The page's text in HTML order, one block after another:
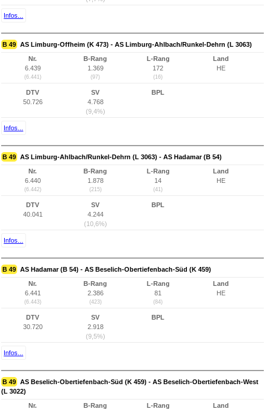
Infos...
B 49 AS Limburg-Offheim (K 473) - AS Limburg-Ahlbach/Runkel-Dehrn (L 3063)
Nr.
6.439
(6.441)
B-Rang
1.369
(97)
L-Rang
172
(16)
Land
HE
DTV
50.726
SV
4.768
(9,4%)
BPL
Infos...
B 49 AS Limburg-Ahlbach/Runkel-Dehrn (L 3063) - AS Hadamar (B 54)
Nr.
6.440
(6.442)
B-Rang
1.878
(215)
L-Rang
14
(41)
Land
HE
DTV
40.041
SV
4.244
(10,6%)
BPL
Infos...
B 49 AS Hadamar (B 54) - AS Beselich-Obertiefenbach-Süd (K 459)
Nr.
6.441
(6.443)
B-Rang
2.386
(423)
L-Rang
81
(84)
Land
HE
DTV
30.720
SV
2.918
(9,5%)
BPL
Infos...
B 49 AS Beselich-Obertiefenbach-Süd (K 459) - AS Beselich-Obertiefenbach-West
(L 3022)
Nr. B-Rang L-Rang Land